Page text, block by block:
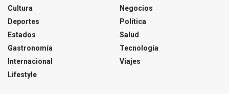
Cultura
Deportes
Estados
Gastronomía
Internacional
Lifestyle
Negocios
Política
Salud
Tecnología
Viajes